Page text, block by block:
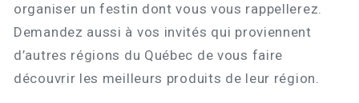
organiser un festin dont vous vous rappellerez.
Demandez aussi à vos invités qui proviennent
d’autres régions du Québec de vous faire
découvrir les meilleurs produits de leur région.